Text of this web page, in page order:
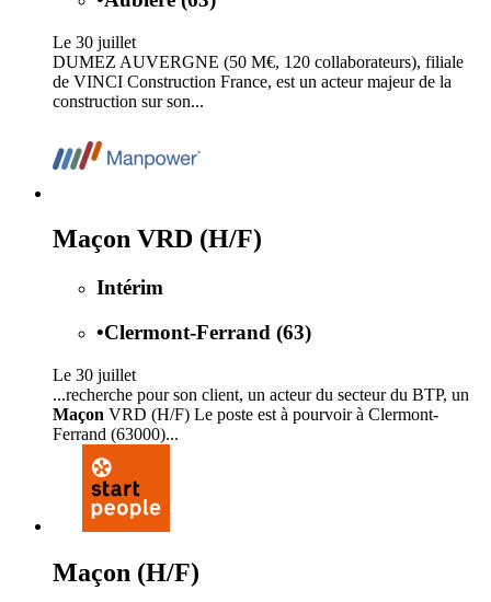
Le 30 juillet
DUMEZ AUVERGNE (50 M€, 120 collaborateurs), filiale
de VINCI Construction France, est un acteur majeur de la
construction sur son...
Maçon VRD (H/F)
Intérim
•Clermont-Ferrand (63)
Le 30 juillet
...recherche pour son client, un acteur du secteur du BTP, un
Maçon VRD (H/F) Le poste est à pourvoir à Clermont-
Ferrand (63000)...
Maçon (H/F)